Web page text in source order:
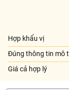
Sử dụng cho
Bảo quản nơi
Nên dùng hết
nên dùng hết
Hợp khẩu vị
Đúng thông tin mô
Giá cả hợp lý